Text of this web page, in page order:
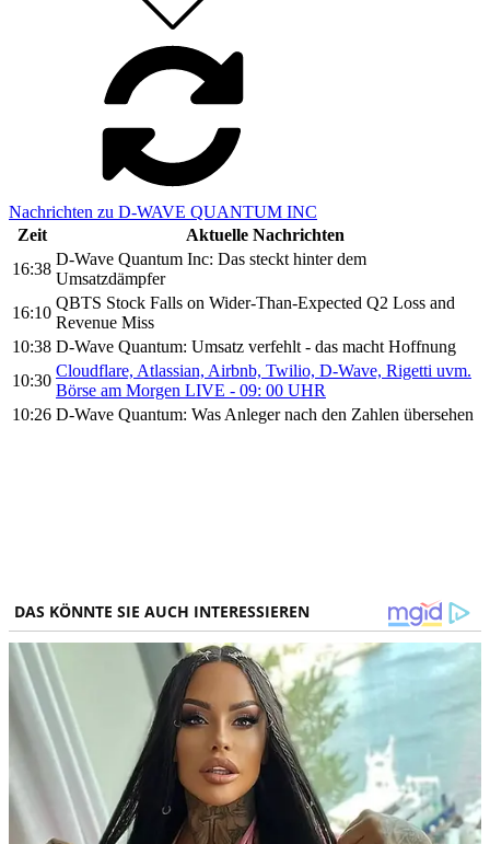
Nachrichten zu D-WAVE QUANTUM INC
Zeit
Aktuelle Nachrichten
16:38
D-Wave Quantum Inc: Das steckt hinter dem
Umsatzdämpfer
16:10
QBTS Stock Falls on Wider-Than-Expected Q2 Loss and
Revenue Miss
10:38 D-Wave Quantum: Umsatz verfehlt - das macht Hoffnung
10:30
Cloudflare, Atlassian, Airbnb, Twilio, D-Wave, Rigetti uvm.
Börse am Morgen LIVE - 09: 00 UHR
10:26 D-Wave Quantum: Was Anleger nach den Zahlen übersehen